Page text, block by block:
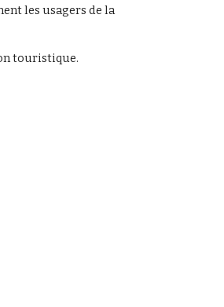
les usagers de la
touristique.